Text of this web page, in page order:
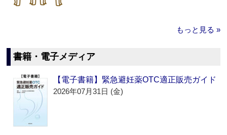
もっと見る »
書籍・電子メディア
【電子書籍】緊急避妊薬OTC適正販売ガイド
2026年07月31日 (金)